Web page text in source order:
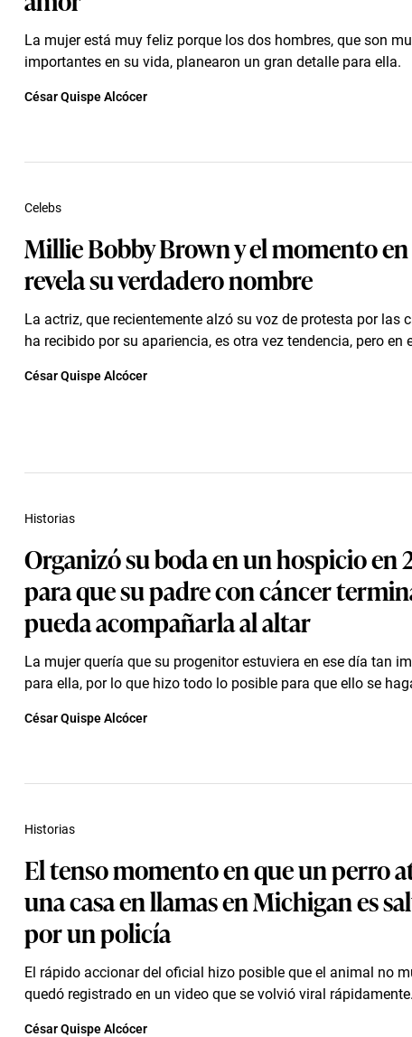
La mujer está muy feliz porque los dos hombres, que son
importantes en su vida, planearon un gran detalle para ella.
César Quispe Alcócer
Millie Bobby Brown y el momento
revela su verdadero nombre
La actriz, que recientemente alzó su voz de protesta por las
ha recibido por su apariencia, es otra vez tendencia, pero en
Celebs
César Quispe Alcócer
Organizó su boda en un hospicio en
para que su padre con cáncer
pueda acompañarla al altar
La mujer quería que su progenitor estuviera en ese día tan
para ella, por lo que hizo todo lo posible para que ello se
Historias
César Quispe Alcócer
El tenso momento en que un perro
una casa en llamas en Michigan es
por un policía
El rápido accionar del oficial hizo posible que el animal no
quedó registrado en un video que se volvió viral rápidamente.
Historias
César Quispe Alcócer